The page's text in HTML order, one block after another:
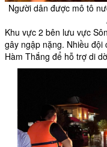
Người dân được mô tô
Khu vực 2 bên lưu vực
gây ngập nặng. Nhiều
Hàm Thắng để hỗ trợ di